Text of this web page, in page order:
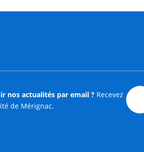
nos actualités par email ?Recevez
de Mérignac.